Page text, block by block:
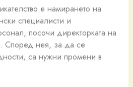
е намирането на
специалисти и
посочи директорката на
Според нея, за да се
са нужни промени в